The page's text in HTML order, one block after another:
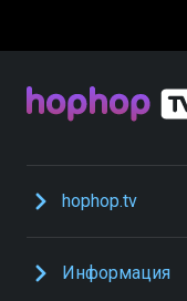
hophop.tv
Информация